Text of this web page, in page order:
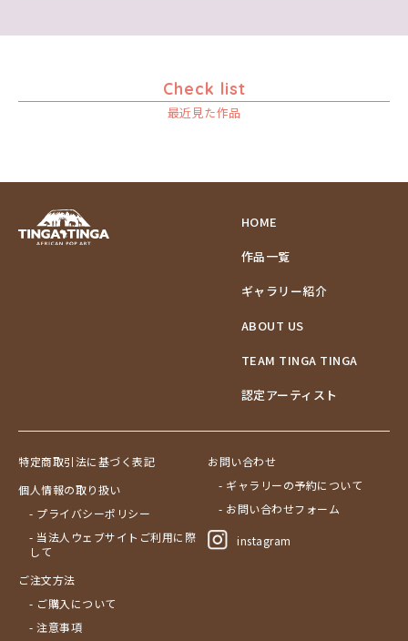
Check list
最近見た作品
HOME
作品一覧
ギャラリー紹介
ABOUT US
TEAM TINGA TINGA
認定アーティスト
特定商取引法に基づく表記
個人情報の取り扱い
- プライバシーポリシー
- 当法人ウェブサイトご利用に際
して
ご注文方法
- ご購入について
- 注意事項
お問い合わせ
- ギャラリーの予約について
- お問い合わせフォーム
instagram